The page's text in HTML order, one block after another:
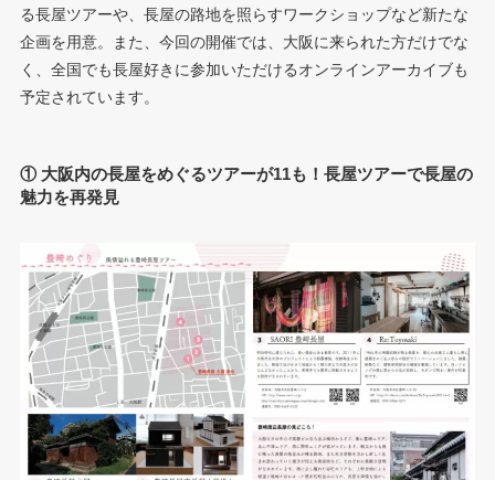
る長屋ツアーや、長屋の路地を照らすワークショップなど新たな
企画を用意。また、今回の開催では、大阪に来られた方だけでな
く、全国でも長屋好きに参加いただけるオンラインアーカイブも
予定されています。
① 大阪内の長屋をめぐるツアーが11も！長屋ツアーで長屋の
魅力を再発見